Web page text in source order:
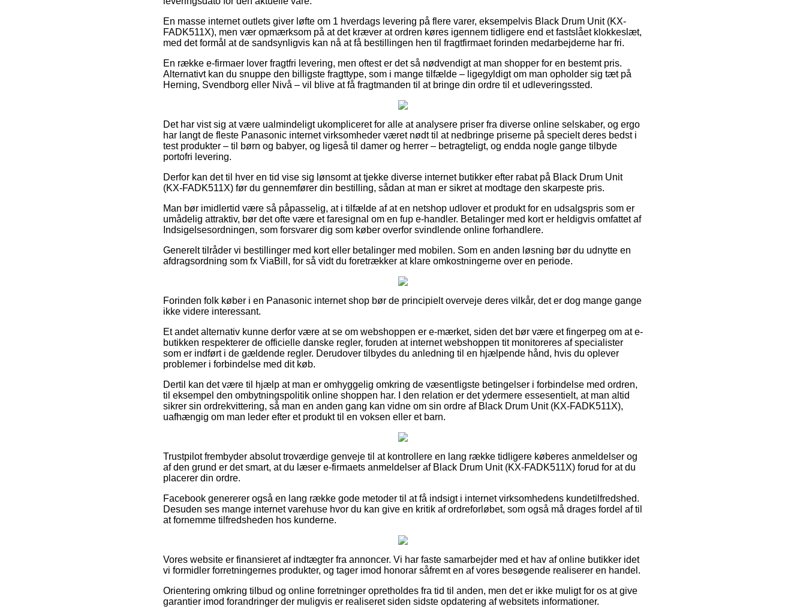
En masse internet outlets giver løfte om 1 hverdags levering på flere varer, eksempelvis Black Drum Unit (KX-
FADK511X), men vær opmærksom på at det kræver at ordren køres igennem tidligere end et fastslået klokkeslæt,
med det formål at de sandsynligvis kan nå at få bestillingen hen til fragtfirmaet forinden medarbejderne har fri.
En række e-firmaer lover fragtfri levering, men oftest er det så nødvendigt at man shopper for en bestemt pris.
Alternativt kan du snuppe den billigste fragttype, som i mange tilfælde – ligegyldigt om man opholder sig tæt på
Herning, Svendborg eller Nivå – vil blive at få fragtmanden til at bringe din ordre til et udleveringssted.
Det har vist sig at være ualmindeligt ukompliceret for alle at analysere priser fra diverse online selskaber, og ergo
har langt de fleste Panasonic internet virksomheder været nødt til at nedbringe priserne på specielt deres bedst i
test produkter – til børn og babyer, og ligeså til damer og herrer – betragteligt, og endda nogle gange tilbyde
portofri levering.
Derfor kan det til hver en tid vise sig lønsomt at tjekke diverse internet butikker efter rabat på Black Drum Unit
(KX-FADK511X) før du gennemfører din bestilling, sådan at man er sikret at modtage den skarpeste pris.
Man bør imidlertid være så påpasselig, at i tilfælde af at en netshop udlover et produkt for en udsalgspris som er
umådelig attraktiv, bør det ofte være et faresignal om en fup e-handler. Betalinger med kort er heldigvis omfattet af
Indsigelsesordningen, som forsvarer dig som køber overfor svindlende online forhandlere.
Generelt tilråder vi bestillinger med kort eller betalinger med mobilen. Som en anden løsning bør du udnytte en
afdragsordning som fx ViaBill, for så vidt du foretrækker at klare omkostningerne over en periode.
Forinden folk køber i en Panasonic internet shop bør de principielt overveje deres vilkår, det er dog mange gange
ikke videre interessant.
Et andet alternativ kunne derfor være at se om webshoppen er e-mærket, siden det bør være et fingerpeg om at e-
butikken respekterer de officielle danske regler, foruden at internet webshoppen tit monitoreres af specialister
som er indført i de gældende regler. Derudover tilbydes du anledning til en hjælpende hånd, hvis du oplever
problemer i forbindelse med dit køb.
Dertil kan det være til hjælp at man er omhyggelig omkring de væsentligste betingelser i forbindelse med ordren,
til eksempel den ombytningspolitik online shoppen har. I den relation er det ydermere essesentielt, at man altid
sikrer sin ordrekvittering, så man en anden gang kan vidne om sin ordre af Black Drum Unit (KX-FADK511X),
uafhængig om man leder efter et produkt til en voksen eller et barn.
Trustpilot frembyder absolut troværdige genveje til at kontrollere en lang række tidligere køberes anmeldelser og
af den grund er det smart, at du læser e-firmaets anmeldelser af Black Drum Unit (KX-FADK511X) forud for at du
placerer din ordre.
Facebook genererer også en lang række gode metoder til at få indsigt i internet virksomhedens kundetilfredshed.
Desuden ses mange internet varehuse hvor du kan give en kritik af ordreforløbet, som også må drages fordel af til
at fornemme tilfredsheden hos kunderne.
Vores website er finansieret af indtægter fra annoncer. Vi har faste samarbejder med et hav af online butikker idet
vi formidler forretningernes produkter, og tager imod honorar såfremt en af vores besøgende realiserer en handel.
Orientering omkring tilbud og online forretninger opretholdes fra tid til anden, men det er ikke muligt for os at give
garantier imod forandringer der muligvis er realiseret siden sidste opdatering af websitets informationer.